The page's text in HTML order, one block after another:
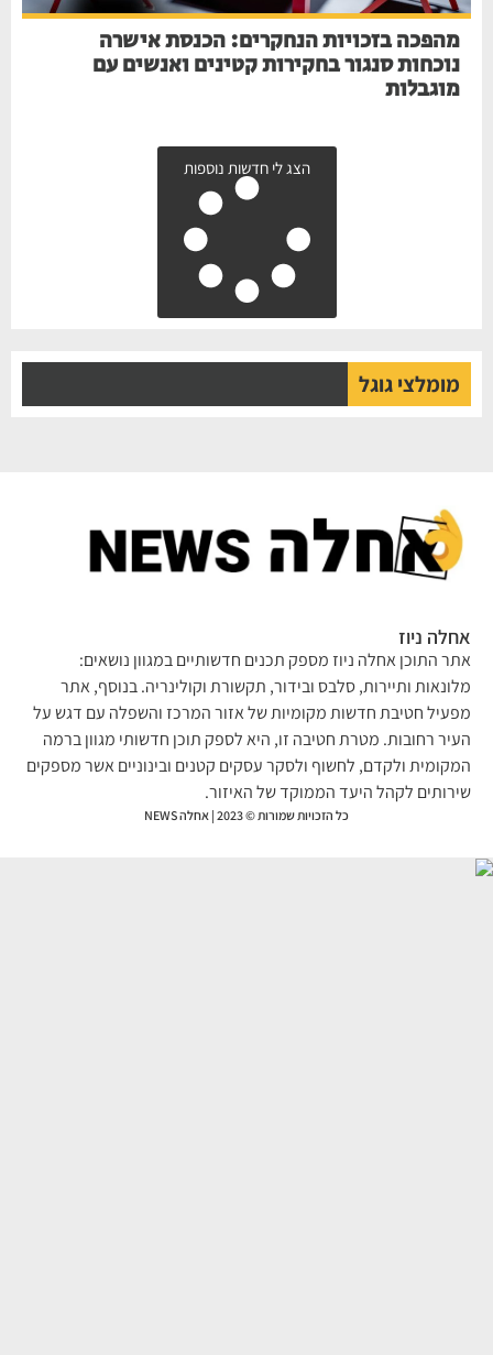
מהפכה בזכויות הנחקרים: הכנסת אישרה
נוכחות סנגור בחקירות קטינים ואנשים עם
מוגבלות
הצג לי חדשות נוספות
מומלצי גוגל
ניוז
התוכן אחלה ניוז מספק תכנים חדשותיים במגוון נושאים:
ותיירות, סלבס ובידור, תקשורת וקולינריה. בנוסף, אתר
חטיבת חדשות מקומיות של אזור המרכז והשפלה עם דגש על
רחובות. מטרת חטיבה זו, היא לספק תוכן חדשותי מגוון ברמה
ולקדם, לחשוף ולסקר עסקים קטנים ובינוניים אשר מספקים
לקהל היעד הממוקד של האיזור.
כל הזכויות שמורות © 2023 | אחלה NEWS